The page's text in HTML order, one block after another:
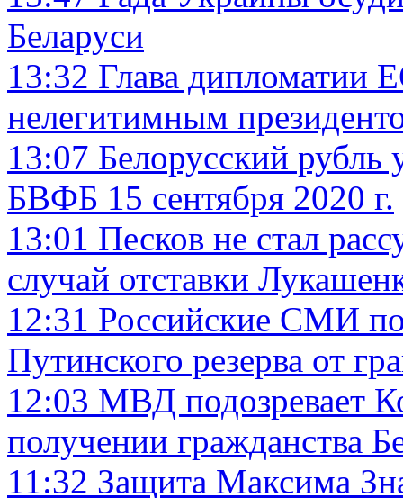
Беларуси
13:32 Глава дипломатии
нелегитимным
13:07 Белорусский рубль
БВФБ 15 сентября 2020 г.
13:01 Песков не стал
случай отставки
12:31 Российские СМИ
Путинского резерва от
12:03 МВД подозревает
получении гражданства
11:32 Защита Максима